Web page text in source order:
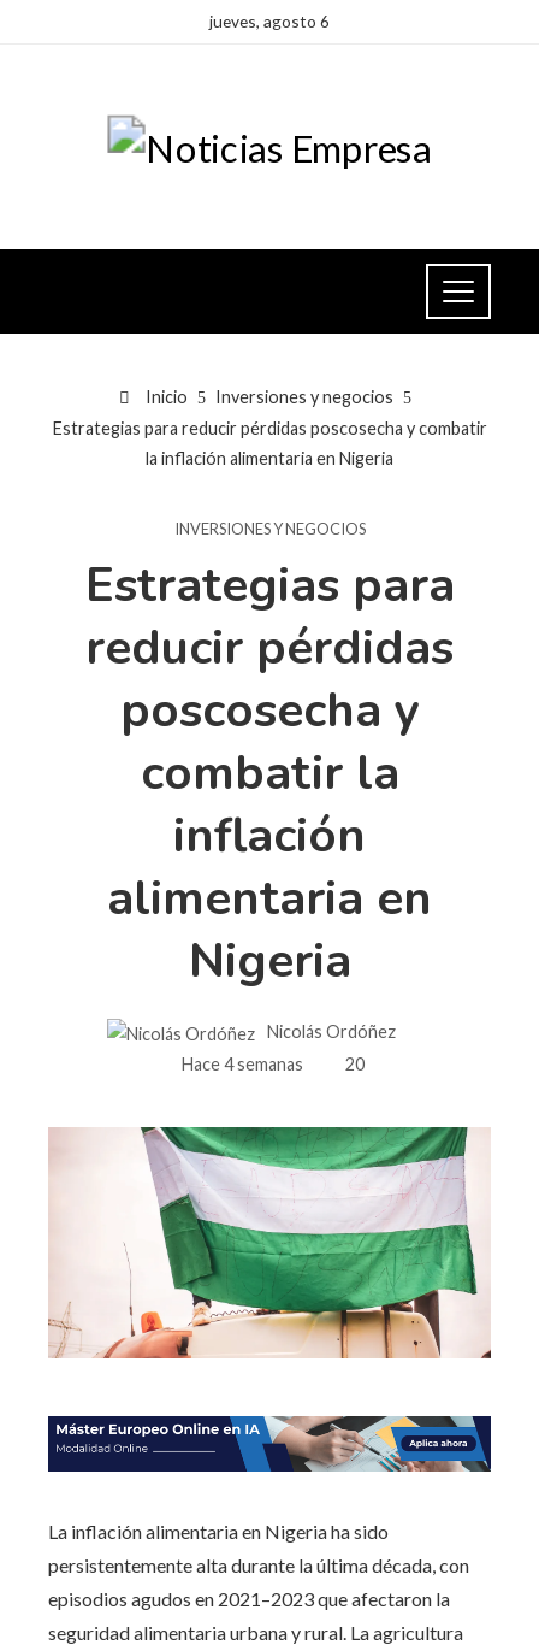
jueves, agosto 6
Inicio
Inversiones y negocios
Estrategias para reducir pérdidas poscosecha y combatir
la inflación alimentaria en Nigeria
INVERSIONES Y NEGOCIOS
Estrategias para
reducir pérdidas
poscosecha y
combatir la
inflación
alimentaria en
Nigeria
Nicolás Ordóñez
Hace 4 semanas
20
La inflación alimentaria en Nigeria ha sido
persistentemente alta durante la última década, con
episodios agudos en 2021–2023 que afectaron la
seguridad alimentaria urbana y rural. La agricultura